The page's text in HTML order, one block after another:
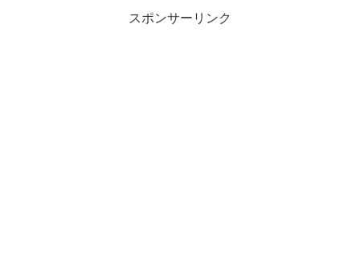
スポンサーリンク